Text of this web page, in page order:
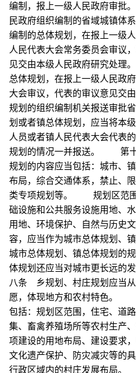
编制，报上一级人民政府审
民政府组织编制的省域城镇体
编制的总体规划，在报上一级
人民代表大会常务委员会审议
见交由本级人民政府研究处
总体规划，在报上一级人民政
大会审议，代表的审议意见
规划的组织编制机关报送审批
划或者镇总体规划，应当将本
人员或者镇人民代表大会代表
规划的情况一并报送。 第
规划的内容应当包括：城市、
布局，综合交通体系，禁止、
类专项规划等。 规划区范围
础设施和公共服务设施用地、
用地、环境保护、自然与历史
容，应当作为城市总体规划
城市总体规划、镇总体规划的
体规划还应当对城市更长远
八条 乡规划、村庄规划应当
愿，体现地方和农村特色。
包括：规划区范围，住宅、道
集、畜禽养殖场所等农村生产
项建设的用地布局、建设要求
文化遗产保护、防灾减灾等的
行政区域内的村庄发展布局